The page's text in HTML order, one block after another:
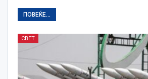
ПОВЕЌЕ...
СВЕТ